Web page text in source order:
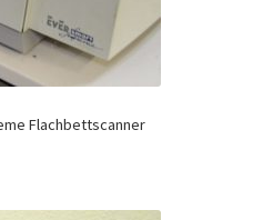
Flachbettscanner